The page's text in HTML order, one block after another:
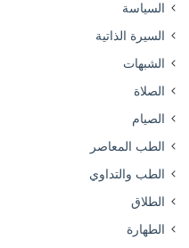
السياسة
السيرة الذاتية
الشبهات
الصلاة
الصيام
الطب المعاصر
الطب والتداوي
الطلاق
الطهارة